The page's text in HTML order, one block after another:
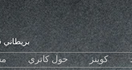
حول كاتري كوينز
-